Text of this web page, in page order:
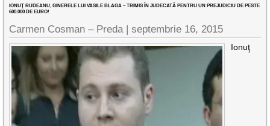
IONUŢ RUDEANU, GINERELE LUI VASILE BLAGA – TRIMIS ÎN JUDECATĂ PENTRU UN PREJUDICIU DE PESTE
600.000 DE EURO!
Carmen Cosman – Preda |septembrie 16, 2015
Ionuţ